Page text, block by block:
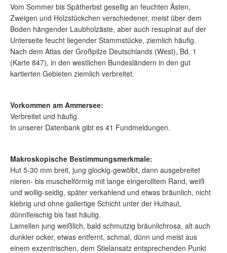
Vom Sommer bis Spätherbst gesellig an feuchten Ästen,
Zweigen und Holzstückchen verschiedener, meist über dem
Boden hängender Laubholzäste, aber auch resupinat auf der
Unterseite feucht liegender Stammstücke, ziemlich häufig.
Nach dem Atlas der Großpilze Deutschlands (West), Bd. 1
(Karte 847), in den westlichen Bundesländern in den gut
kartierten Gebieten ziemlich verbreitet.
Vorkommen am Ammersee:
Verbreitet und häufig.
In unserer Datenbank gibt es 41 Fundmeldungen.
Makroskopische Bestimmungsmerkmale:
Hut 5-30 mm breit, jung glockig-gewölbt, dann ausgebreitet
nieren- bis muschelförmig mit lange eingerolltem Rand, weiß
und wollig-seidig, später verkahlend und etwas bräunlich, nicht
klebrig und ohne gallertige Schicht unter der Huthaut,
dünnfleischig bis fast häutig.
Lamellen jung weißlich, bald schmutzig bräunlichrosa, alt auch
dunkler ocker, etwas entfernt, schmal, dünn und meist aus
einem exzentrischen, dem Stielansatz entsprechenden Punkt